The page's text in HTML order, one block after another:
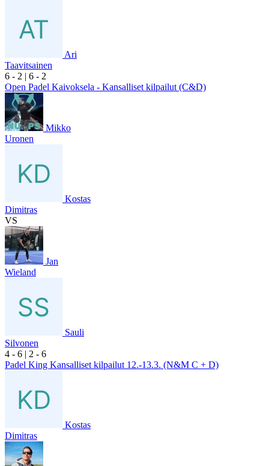
Ari
Taavitsainen
6 - 2 | 6 - 2
Open Padel Kaivoksela - Kansalliset kilpailut (C&D)
Mikko
Uronen
Kostas
Dimitras
VS
Jan
Wieland
Sauli
Silvonen
4 - 6 | 2 - 6
Padel King Kansalliset kilpailut 12.-13.3. (N&M C + D)
Kostas
Dimitras